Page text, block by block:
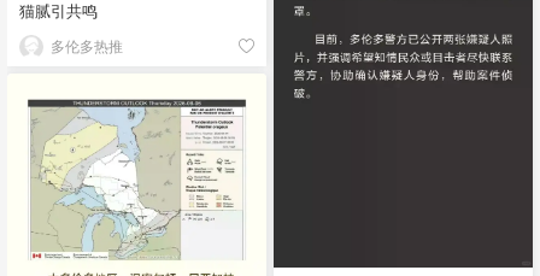
猫腻引共鸣
多伦多热推